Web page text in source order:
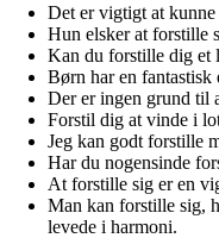
Det er vigtigt at
Hun elsker at forstille
Kan du forstille dig et
Børn har en fantastisk
Der er ingen grund til
Forstil dig at vinde i
Jeg kan godt forstille
Har du nogensinde
At forstille sig er en
Man kan forstille sig,
levede i harmoni.